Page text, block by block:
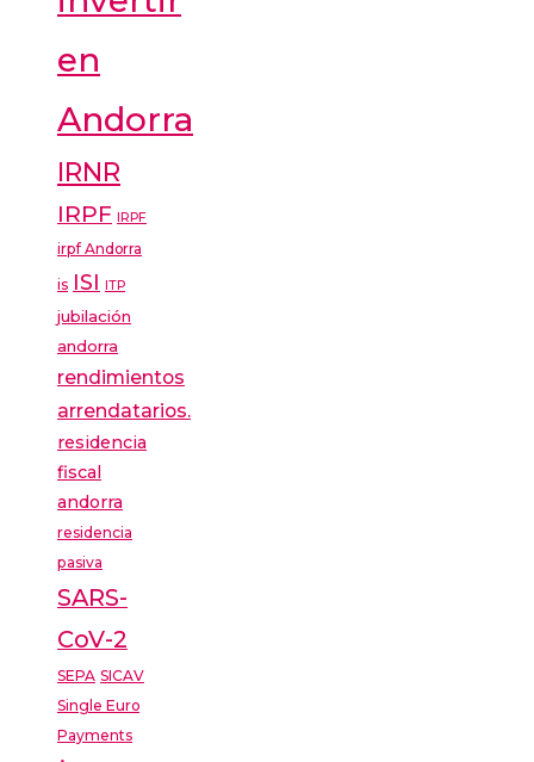
en
Andorra
IRNR
IRPF IRPF
irpf Andorra
is ISI ITP
jubilación
andorra
rendimientos
arrendatarios.
residencia
fiscal
andorra
residencia
pasiva
SARS-
CoV-2
SEPA SICAV
Single Euro
Payments